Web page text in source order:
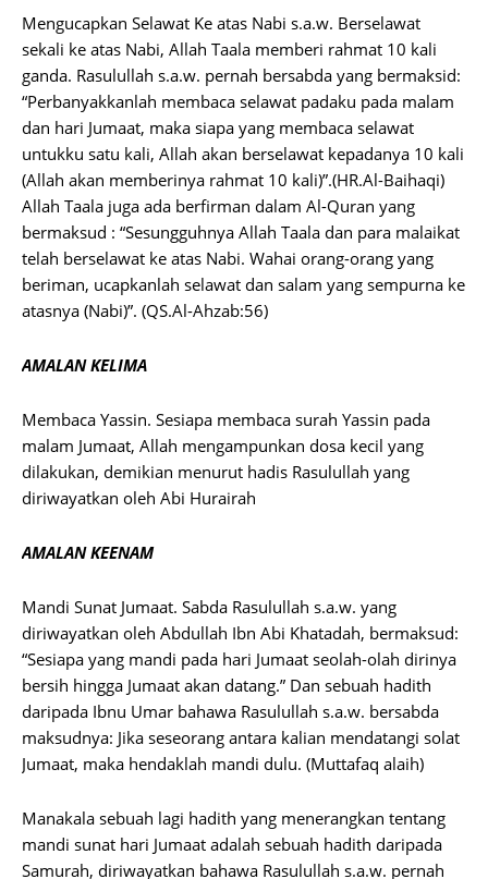
Mengucapkan Selawat Ke atas Nabi s.a.w. Berselawat
sekali ke atas Nabi, Allah Taala memberi rahmat 10 kali
ganda. Rasulullah s.a.w. pernah bersabda yang bermaksid:
“Perbanyakkanlah membaca selawat padaku pada malam
dan hari Jumaat, maka siapa yang membaca selawat
untukku satu kali, Allah akan berselawat kepadanya 10 kali
(Allah akan memberinya rahmat 10 kali)”.(HR.Al-Baihaqi)
Allah Taala juga ada berfirman dalam Al-Quran yang
bermaksud : “Sesungguhnya Allah Taala dan para malaikat
telah berselawat ke atas Nabi. Wahai orang-orang yang
beriman, ucapkanlah selawat dan salam yang sempurna ke
atasnya (Nabi)”. (QS.Al-Ahzab:56)
AMALAN KELIMA
Membaca Yassin. Sesiapa membaca surah Yassin pada
malam Jumaat, Allah mengampunkan dosa kecil yang
dilakukan, demikian menurut hadis Rasulullah yang
diriwayatkan oleh Abi Hurairah
AMALAN KEENAM
Mandi Sunat Jumaat. Sabda Rasulullah s.a.w. yang
diriwayatkan oleh Abdullah Ibn Abi Khatadah, bermaksud:
“Sesiapa yang mandi pada hari Jumaat seolah-olah dirinya
bersih hingga Jumaat akan datang.” Dan sebuah hadith
daripada Ibnu Umar bahawa Rasulullah s.a.w. bersabda
maksudnya: Jika seseorang antara kalian mendatangi solat
Jumaat, maka hendaklah mandi dulu. (Muttafaq alaih)
Manakala sebuah lagi hadith yang menerangkan tentang
mandi sunat hari Jumaat adalah sebuah hadith daripada
Samurah, diriwayatkan bahawa Rasulullah s.a.w. pernah